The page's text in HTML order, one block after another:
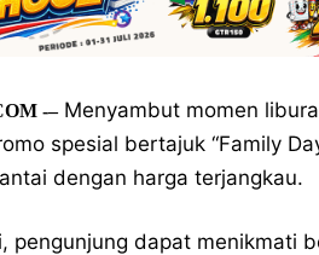
-–Menyambut momen
spesial bertajuk “Family
dengan harga terjangkau.
pengunjung dapat menikmati